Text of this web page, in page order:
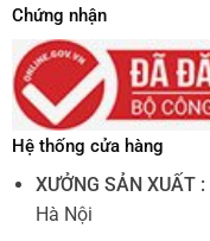
Chứng nhận
Hệ thống cửa hàng
XƯỞNG SẢN XUẤT :
Hà Nội